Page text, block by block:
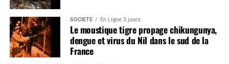
SOCIÉTÉ En Ligne 3 jours
Le moustique tigre propage chikungunya,
dengue et virus du Nil dans le sud de la
France